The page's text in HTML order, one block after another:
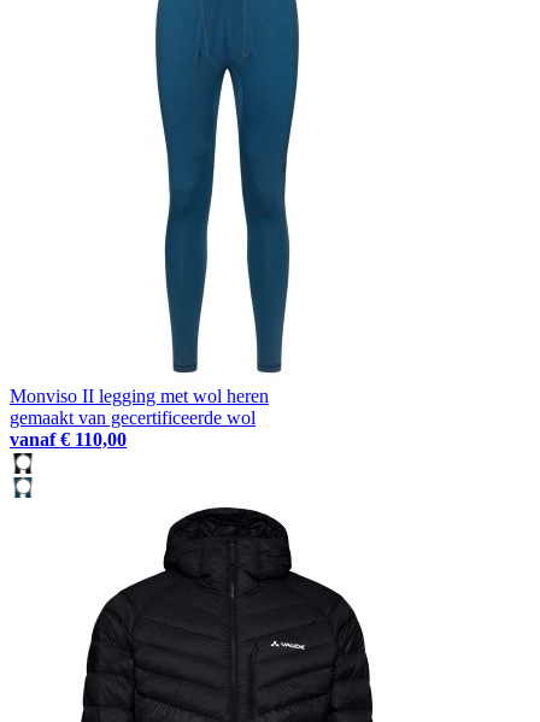
Monviso II legging met wol heren
gemaakt van gecertificeerde wol
vanaf € 110,00